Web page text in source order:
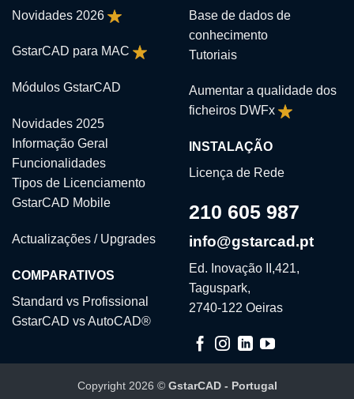
Novidades 2026
GstarCAD para MAC
Módulos GstarCAD
Novidades 2025
Informação Geral
Funcionalidades
Tipos de Licenciamento
GstarCAD Mobile
Actualizações / Upgrades
COMPARATIVOS
Standard vs Profissional
GstarCAD vs AutoCAD®
Base de dados de
conhecimento
Tutoriais
Aumentar a qualidade dos
ficheiros DWFx
INSTALAÇÃO
Licença de Rede
210 605 987
info@gstarcad.pt
Ed. Inovação II,421,
Taguspark,
2740-122 Oeiras
Copyright 2026 © GstarCAD - Portugal